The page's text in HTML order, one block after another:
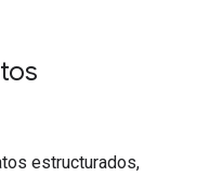
estructurados,